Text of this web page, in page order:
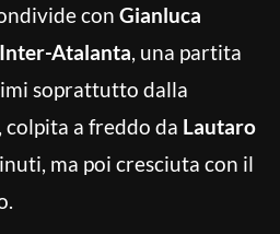
con Gianluca
Inter-Atalanta, una partita
soprattutto dalla
, colpita a freddo da Lautaro
ma poi cresciuta con il